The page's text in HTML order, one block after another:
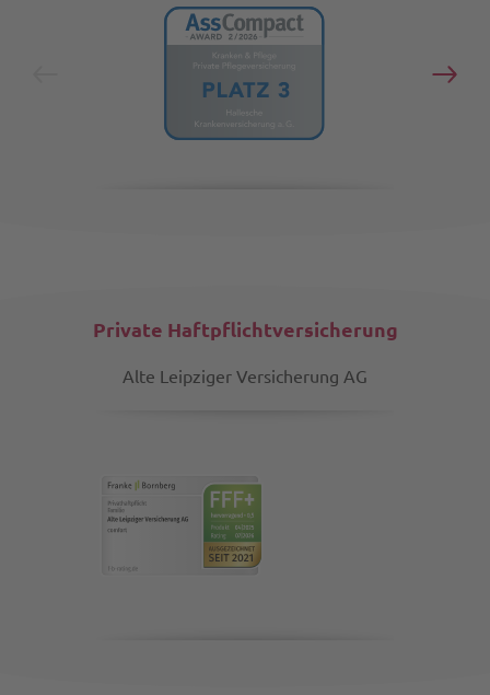
Private Haftpflichtversicherung
Alte Leipziger Versicherung AG